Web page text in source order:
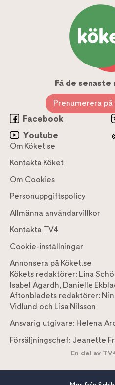
Få de senaste
Prenumerera
Facebook
Youtube
Om Köket.se
Kontakta Köket
Om Cookies
Personuppgiftspolicy
Allmänna användarvillkor
Kontakta TV4
Cookie-inställningar
Annonsera på Köket.se
Kökets redaktörer: Lina
Isabel Agardh, Danielle
Aftonbladets redaktörer:
Vidlund och Lisa Nilsson
Ansvarig utgivare: Helena
Försäljningschef: Jeanette
En del av